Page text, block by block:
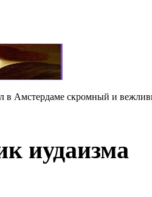
в Амстердаме скромный и
иудаизма